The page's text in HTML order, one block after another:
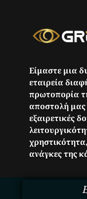
Είμαστε μια
εταιρεία
πρωτοπορία
αποστολή μας
εξαιρετικές
ανάγκες της